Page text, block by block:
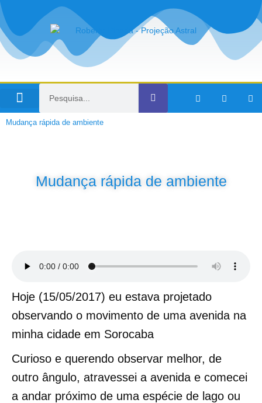
Mudança rápida de ambiente
Mudança rápida de ambiente
Hoje (15/05/2017) eu estava projetado
observando o movimento de uma avenida na
minha cidade em Sorocaba
Curioso e querendo observar melhor, de
outro ângulo, atravessei a avenida e comecei
a andar próximo de uma espécie de lago ou